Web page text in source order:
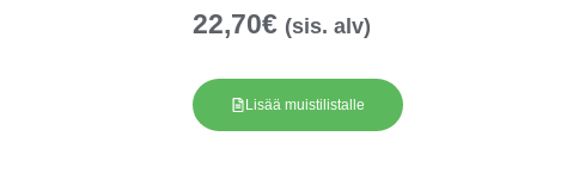
22,70€ (sis. alv)
Lisää muistilistalle